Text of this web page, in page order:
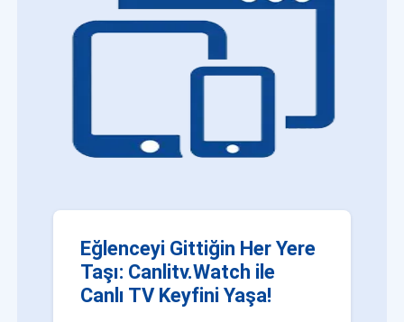
Eğlenceyi Gittiğin Her Yere
Taşı: Canlitv.Watch ile
Canlı TV Keyfini Yaşa!